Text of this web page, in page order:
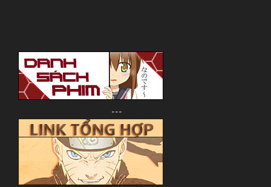
---